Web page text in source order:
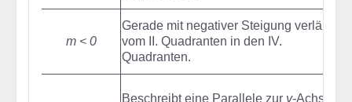
m < 0
Gerade mit negativer Steigung verläuft
vom II. Quadranten in den IV.
Quadranten.
Beschreibt eine Parallele zur y-Achse,